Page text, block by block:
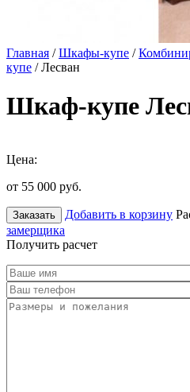
Главная /Шкафы-купе /
купе / Лесван
Шкаф-купе
Цена:
от 55 000 руб.
Заказать Добавить в корзину
замерщика
Получить расчет